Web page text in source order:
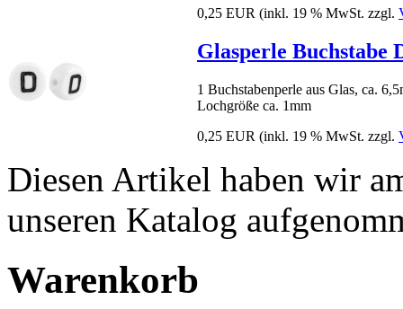
0,25 EUR (inkl. 19 % MwSt. zzgl.
Glasperle Buchstabe
1 Buchstabenperle aus Glas, ca.
Lochgröße ca. 1mm
0,25 EUR (inkl. 19 % MwSt. zzgl.
Diesen Artikel haben wir
unseren Katalog
Warenkorb